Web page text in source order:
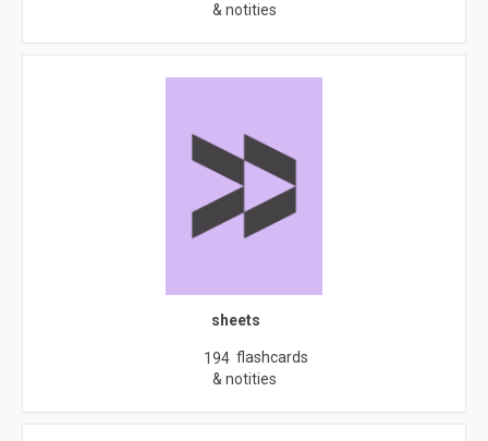
& notities
sheets
194 flashcards
& notities